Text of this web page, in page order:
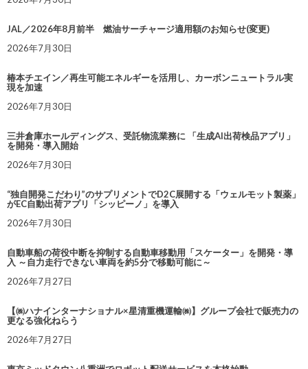
JAL／2026年8月前半 燃油サーチャージ適用額のお知らせ(変更)
2026年7月30日
椿本チエイン／再生可能エネルギーを活用し、カーボンニュートラル実
現を加速
2026年7月30日
三井倉庫ホールディングス、受託物流業務に 「生成AI出荷検品アプリ」
を開発・導入開始
2026年7月30日
“独自開発こだわり”のサプリメントでD2C展開する「ウェルモット製薬」
がEC自動出荷アプリ「シッピーノ」を導入
2026年7月30日
自動車船の荷役中断を抑制する自動車移動用「スケーター」を開発・導
入 ～自力走行できない車両を約5分で移動可能に～
2026年7月27日
【㈱ハナインターナショナル×星清重機運輸㈱】グループ会社で販売力の
更なる強化ねらう
2026年7月27日